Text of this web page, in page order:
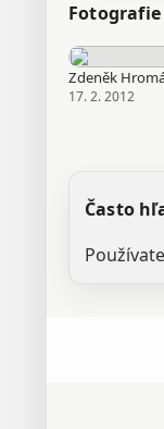
Zdeněk
17. 2. 2012
Často